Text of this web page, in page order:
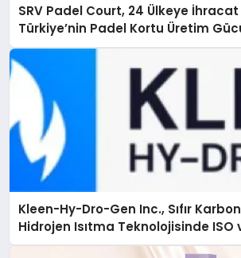
SRV Padel Court, 24 Ülkeye
Türkiye’nin Padel Kortu Üretim
Kleen-Hy-Dro-Gen Inc., Sıfır
Hidrojen Isıtma Teknolojisinde ISO
Düzenleyici Onaylarını Aldı